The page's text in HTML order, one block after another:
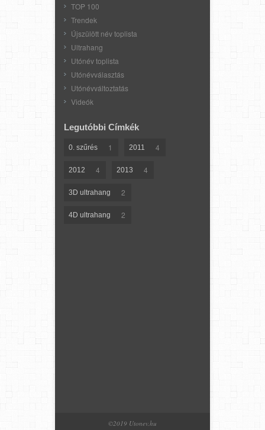
TOP 100
Trendek
Újszülött név toplista
Ultrahang
Utónév toplista
Utónévválasztás
Utónévváltoztatás
Videók
Legutóbbi Címkék
0. szűrés 1 2011 4
2012 4 2013 4
3D ultrahang 2
4D ultrahang 2
©2019 Utonev.hu